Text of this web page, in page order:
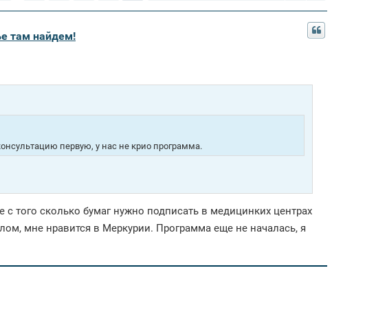
там найдем!
первую, у нас не крио программа.
того сколько бумаг нужно подписать в медицинких центрах
мне нравится в Меркурии. Программа еще не началась, я